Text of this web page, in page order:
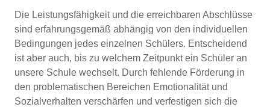
Die Leistungsfähigkeit und die erreichbaren Abschlüsse
sind erfahrungsgemäß abhängig von den individuellen
Bedingungen jedes einzelnen Schülers. Entscheidend
ist aber auch, bis zu welchem Zeitpunkt ein Schüler an
unsere Schule wechselt. Durch fehlende Förderung in
den problematischen Bereichen Emotionalität und
Sozialverhalten verschärfen und verfestigen sich die